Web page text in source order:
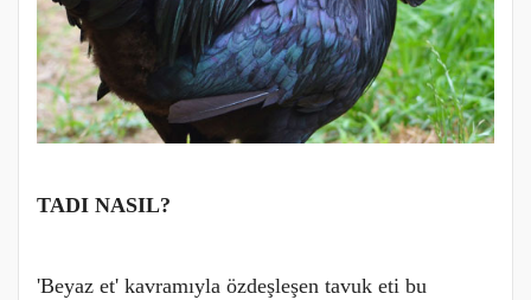
TADI NASIL?
'Beyaz et' kavramıyla özdeşleşen tavuk eti bu